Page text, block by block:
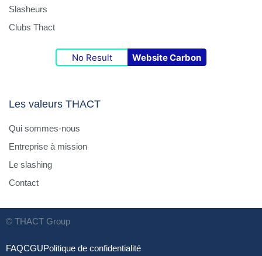
Slasheurs
Clubs Thact
No Result Website Carbon
Les valeurs THACT
Qui sommes-nous
Entreprise à mission
Le slashing
Contact
© THACT Group
FAQCGUPolitique de confidentialité